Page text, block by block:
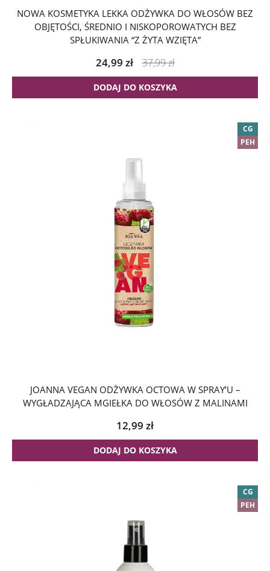
NOWA KOSMETYKA LEKKA ODŻYWKA DO WŁOSÓW BEZ
OBJĘTOŚCI, ŚREDNIO I NISKOPOROWATYCH BEZ
SPŁUKIWANIA “Z ŻYTA WZIĘTA”
24,99 zł 37,99zł
DODAJ DO KOSZYKA
CG
PEH
JOANNA VEGAN ODŻYWKA OCTOWA W SPRAY’U –
WYGŁADZAJĄCA MGIEŁKA DO WŁOSÓW Z MALINAMI
12,99 zł
DODAJ DO KOSZYKA
CG
PEH